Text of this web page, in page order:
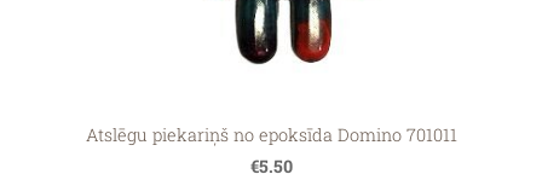
Atslēgu piekariņš no epoksīda Domino 701011
€5.50